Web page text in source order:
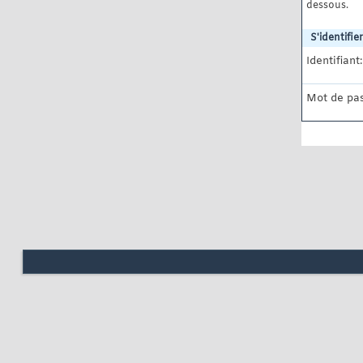
dessous.
S'identifier
Identifiant:
Mot de